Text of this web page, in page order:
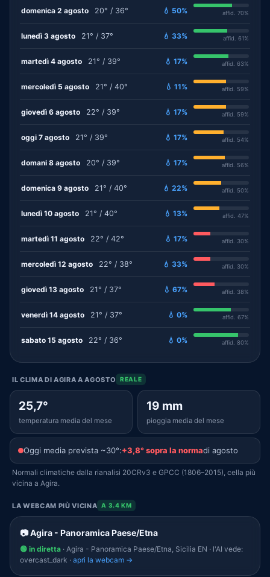
domenica 2 agosto 20° / 36° 💧 50% affid. 70%
lunedì 3 agosto 21° / 37° 💧 33% affid. 61%
martedì 4 agosto 21° / 39° 💧 17% affid. 63%
mercoledì 5 agosto 21° / 40° 💧 11% affid. 59%
giovedì 6 agosto 22° / 39° 💧 17% affid. 59%
oggi 7 agosto 21° / 39° 💧 17% affid. 54%
domani 8 agosto 20° / 39° 💧 17% affid. 56%
domenica 9 agosto 21° / 40° 💧 22% affid. 50%
lunedì 10 agosto 21° / 40° 💧 13% affid. 47%
martedì 11 agosto 22° / 42° 💧 17% affid. 30%
mercoledì 12 agosto 22° / 38° 💧 33% affid. 30%
giovedì 13 agosto 21° / 37° 💧 67% affid. 38%
venerdì 14 agosto 21° / 37° 💧 0% affid. 67%
sabato 15 agosto 22° / 36° 💧 0% affid. 80%
IL CLIMA DI AGIRA A AGOSTO REALE
25,7°
temperatura media del mese
19 mm
pioggia media del mese
Oggi media prevista ~30°:+3,8° sopra la normadi agosto
Normali climatiche dalla rianalisi 20CRv3 e GPCC (1806–2015), cella più
vicina a Agira.
LA WEBCAM PIÙ VICINA A 3.4 KM
📷 Agira - Panoramica Paese/Etna
🟢 in diretta · Agira - Panoramica Paese/Etna, Sicilia EN · l'AI vede:
overcast_dark · apri la webcam →